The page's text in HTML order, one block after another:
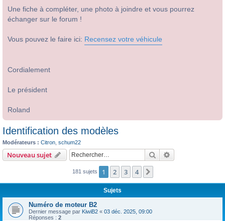
Une fiche à compléter, une photo à joindre et vous pourrez
échanger sur le forum !
Vous pouvez le faire ici: Recensez votre véhicule
Cordialement
Le président
Roland
Identification des modèles
Modérateurs : Citron schum22
Nouveau sujet Rechercher
181 sujets 1 2 3 4
Sujets
Numéro de moteur B2
Dernier message par KiwiB2 « 03 déc. 2025, 09:00
Réponses : 2